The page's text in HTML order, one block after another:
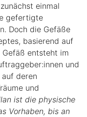
einmal
gefertigte
Doch die Gefäße
basierend auf
Gefäß entsteht im
und
deren
und
ist die physische
Vorhaben, bis an